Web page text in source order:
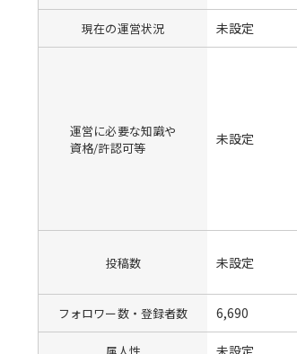
現在の運営状況 未設定
運営に必要な知識や
資格/許認可等
未設定
投稿数 未設定
フォロワー数・登録者数 6,690
未設定